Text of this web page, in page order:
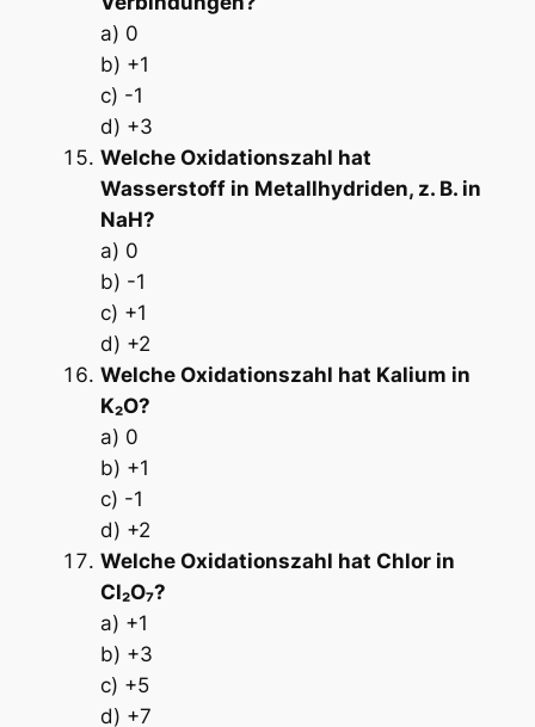
a) 0
b) +1
c) -1
d) +3
Welche Oxidationszahl hat
Wasserstoff in Metallhydriden, z. B. in
NaH?
a) 0
b) -1
c) +1
d) +2
Welche Oxidationszahl hat Kalium in
K₂O?
a) 0
b) +1
c) -1
d) +2
Welche Oxidationszahl hat Chlor in
Cl₂O₇?
a) +1
b) +3
c) +5
d) +7